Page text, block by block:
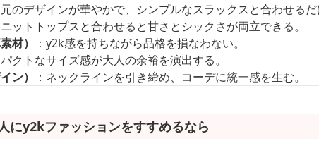
のデザインが華やかで、シンプルなスラックスと合わせるだ
ニットトップスと合わせると甘さとシックさが両立できる。
材）
：y2k感を持ちながら品格を損なわない。
クトなサイズ感が大人の余裕を演出する。
ン）
：ネックラインを引き締め、コーデに統一感を生む。
にy2kファッションをすすめるなら